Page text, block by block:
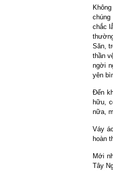
chắc
Săn,
thần
ngời
yên
Đến
hữu,
nữa,
Váy
hoàn
Mới
Tây